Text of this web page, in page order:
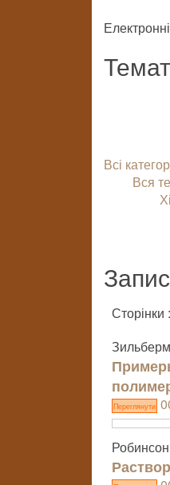
Всі
Вся
Сторінки :
Переглянути